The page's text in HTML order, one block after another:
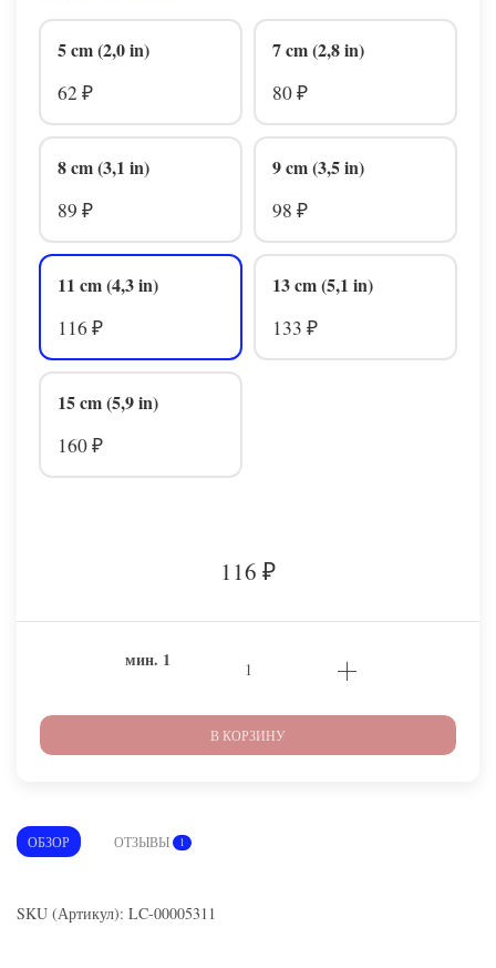
5 cm (2,0 in)
62 ₽
7 cm (2,8 in)
80 ₽
8 cm (3,1 in)
89 ₽
9 cm (3,5 in)
98 ₽
11 cm (4,3 in)
116 ₽
13 cm (5,1 in)
133 ₽
15 cm (5,9 in)
160 ₽
116 ₽
мин. 1
В КОРЗИНУ
ОБЗОР ОТЗЫВЫ 1
SKU (Артикул): LC-00005311